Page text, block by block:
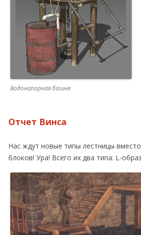
Водонапорная башня
Отчет Винса
Нас ждут новые типы лестницы
блоков! Ура! Всего их два типа: L-